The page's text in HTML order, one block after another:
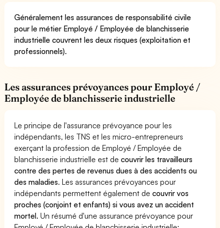
Généralement les assurances de responsabilité civile
pour le métier Employé / Employée de blanchisserie
industrielle couvrent les deux risques (exploitation et
professionnels).
Les assurances prévoyances pour Employé /
Employée de blanchisserie industrielle
Le principe de l'assurance prévoyance pour les
indépendants, les TNS et les micro-entrepreneurs
exerçant la profession de Employé / Employée de
blanchisserie industrielle est decouvrir les travailleurs
contre des pertes de revenus dues à des accidents ou
des maladies. Les assurances prévoyances pour
indépendants permettent également decouvrir vos
proches (conjoint et enfants) si vous avez un accident
mortel. Un résumé d'une assurance prévoyance pour